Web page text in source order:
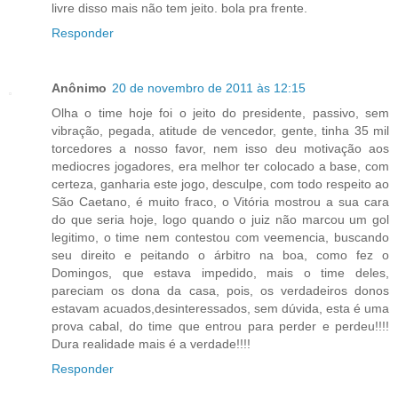
livre disso mais não tem jeito. bola pra frente.
Responder
Anônimo 20 de novembro de 2011 às 12:15
Olha o time hoje foi o jeito do presidente, passivo, sem
vibração, pegada, atitude de vencedor, gente, tinha 35 mil
torcedores a nosso favor, nem isso deu motivação aos
mediocres jogadores, era melhor ter colocado a base, com
certeza, ganharia este jogo, desculpe, com todo respeito ao
São Caetano, é muito fraco, o Vitória mostrou a sua cara
do que seria hoje, logo quando o juiz não marcou um gol
legitimo, o time nem contestou com veemencia, buscando
seu direito e peitando o árbitro na boa, como fez o
Domingos, que estava impedido, mais o time deles,
pareciam os dona da casa, pois, os verdadeiros donos
estavam acuados,desinteressados, sem dúvida, esta é uma
prova cabal, do time que entrou para perder e perdeu!!!!
Dura realidade mais é a verdade!!!!
Responder